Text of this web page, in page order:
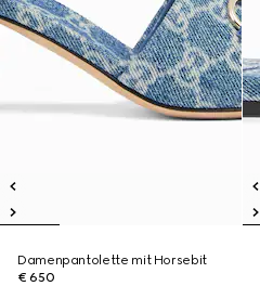
Damenpantolette mit Horsebit
€ 650